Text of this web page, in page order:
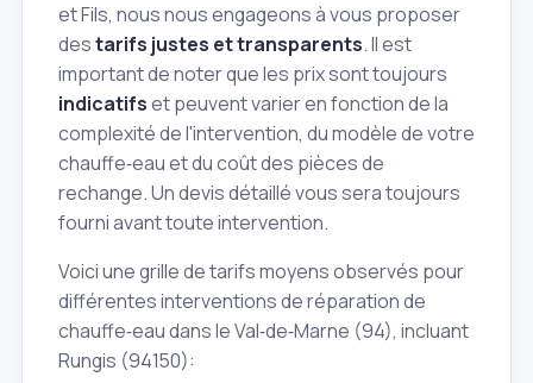
et Fils, nous nous engageons à vous proposer
destarifs justes et transparents. Il est
important de noter que les prix sont toujours
indicatifset peuvent varier en fonction de la
complexité de l'intervention, du modèle de votre
chauffe‑eau et du coût des pièces de
rechange. Un devis détaillé vous sera toujours
fourni avant toute intervention.
Voici une grille de tarifs moyens observés pour
différentes interventions de réparation de
chauffe‑eau dans le Val‑de‑Marne (94), incluant
Rungis (94150):